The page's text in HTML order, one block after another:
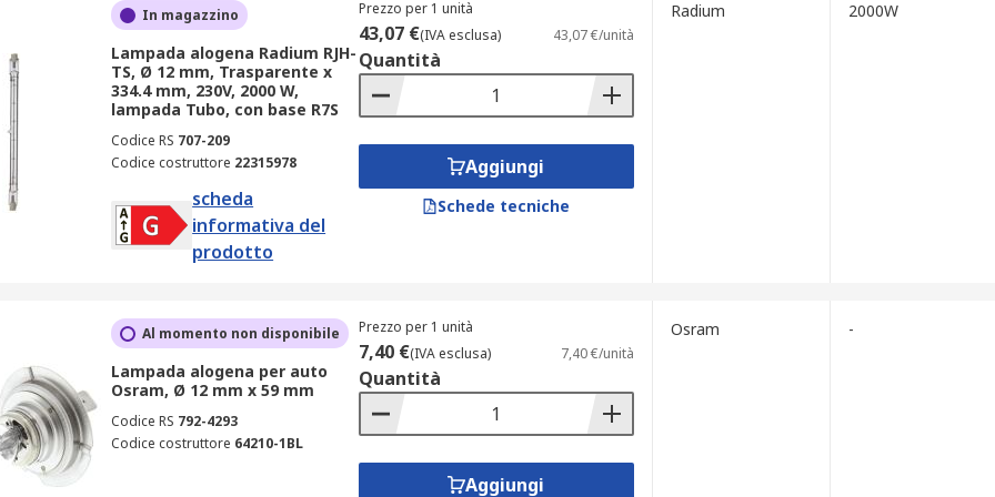
causare riscaldamento irregolare durante l'uso della lampadina e riduzione dell'aspettativa di
alle altre lampadine a risparmio energetico. In condizioni tipiche, la durata prevista di un
compresi: fari per auto, luci armadio di lavoro, illuminazione a fascio diffuso per
In magazzino
Lampada alogena Radium RJH-
TS, Ø 12 mm, Trasparente x
334.4 mm, 230V, 2000 W,
lampada Tubo, con base R7S
Codice RS 707-209
Codice costruttore 22315978
scheda
informativa del
prodotto
Prezzo per 1 unità
43,07 €(IVA esclusa) 43,07 €/unità
Quantità
Aggiungi
Schede tecniche
Radium 2000W
Al momento non disponibile
Lampada alogena per auto
Osram, Ø 12 mm x 59 mm
Codice RS 792-4293
Codice costruttore 64210-1BL
Prezzo per 1 unità
7,40 €(IVA esclusa) 7,40 €/unità
Quantità
Aggiungi
Osram -